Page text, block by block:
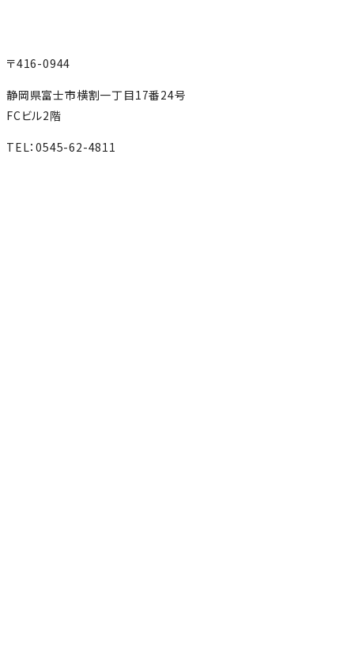
〒416-0944
静岡県富士市横割一丁目17番24号
FCビル2階
TEL：0545-62-4811